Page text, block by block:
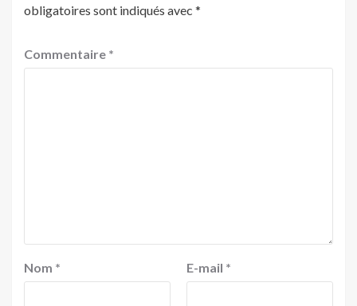
obligatoires sont indiqués avec *
Commentaire *
Nom * E-mail *